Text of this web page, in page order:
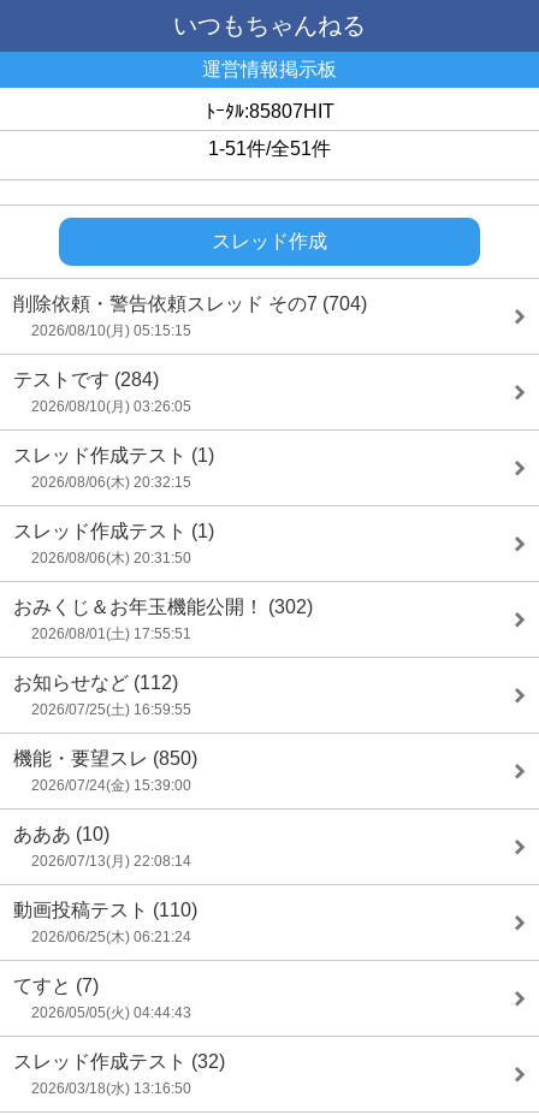
いつもちゃんねる
運営情報掲示板
ﾄｰﾀﾙ:85807HIT
1-51件/全51件
スレッド作成
削除依頼・警告依頼スレッド その7 (704)
2026/08/10(月) 05:15:15
テストです (284)
2026/08/10(月) 03:26:05
スレッド作成テスト (1)
2026/08/06(木) 20:32:15
スレッド作成テスト (1)
2026/08/06(木) 20:31:50
おみくじ＆お年玉機能公開！ (302)
2026/08/01(土) 17:55:51
お知らせなど (112)
2026/07/25(土) 16:59:55
機能・要望スレ (850)
2026/07/24(金) 15:39:00
あああ (10)
2026/07/13(月) 22:08:14
動画投稿テスト (110)
2026/06/25(木) 06:21:24
てすと (7)
2026/05/05(火) 04:44:43
スレッド作成テスト (32)
2026/03/18(水) 13:16:50